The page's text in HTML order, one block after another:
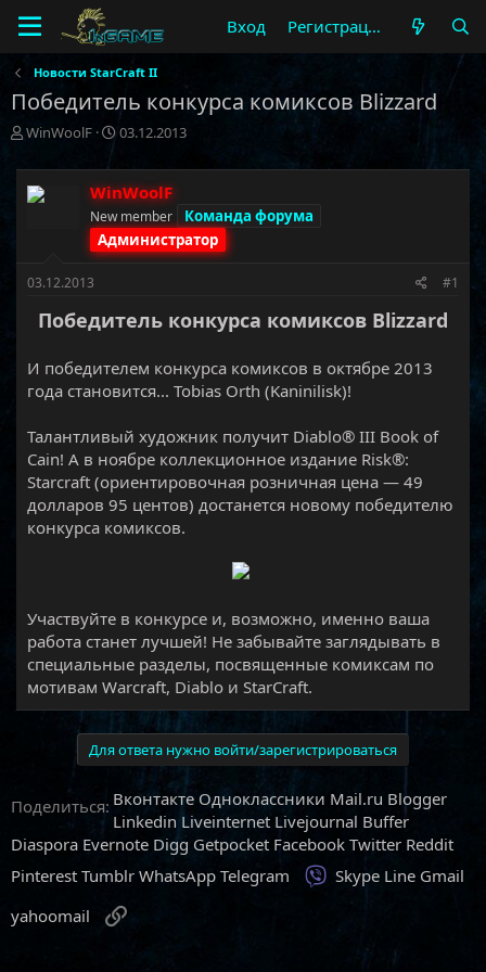
Вход Регистрация
Новости StarCraft II
Победитель конкурса комиксов Blizzard
А
т
о
р
ы
WinWoolF
Д
т
а
н
а
ч
03.12.2013
WinWoolF
New member
Команда форума
Администратор
03.12.2013 #1
Победитель конкурса комиксов Blizzard
И победителем конкурса комиксов в октябре 2013
года становится... Tobias Orth (Kaninilisk)!
Талантливый художник получит Diablo® III Book of
Cain! А в ноябре коллекционное издание Risk®:
Starcraft (ориентировочная розничная цена — 49
долларов 95 центов) достанется новому победителю
конкурса комиксов.
Участвуйте в конкурсе и, возможно, именно ваша
работа станет лучшей! Не забывайте заглядывать в
специальные разделы, посвященные комиксам по
мотивам Warcraft, Diablo и StarCraft.
Для ответа нужно войти/зарегистрироваться
Поделиться: Вконтакте Одноклассники Mail.ru Blogger
Linkedin Liveinternet Livejournal Buffer
Diaspora Evernote Digg Getpocket Facebook Twitter Reddit
Pinterest Tumblr WhatsApp Telegram Viber
Skype Line Gmail
yahoomail